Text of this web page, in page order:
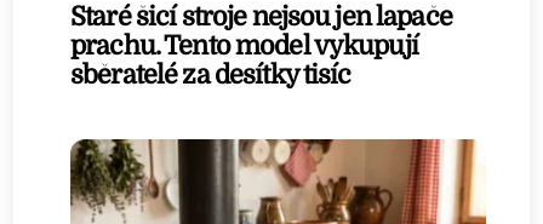
Staré šicí stroje nejsou jen lapače
prachu. Tento model vykupují
sběratelé za desítky tisíc